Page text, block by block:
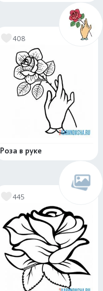
408
Роза в руке
445